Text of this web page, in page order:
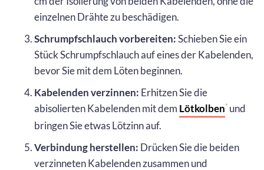
einzelnen Drähte zu beschädigen.
Schrumpfschlauch vorbereiten:Schieben Sie ein
Stück Schrumpfschlauch auf eines der Kabelenden,
bevor Sie mit dem Löten beginnen.
Kabelenden verzinnen: Erhitzen Sie die
abisolierten Kabelenden mit dem Lötkolben* und
bringen Sie etwas Lötzinn auf.
Verbindung herstellen: Drücken Sie die beiden
verzinneten Kabelenden zusammen und